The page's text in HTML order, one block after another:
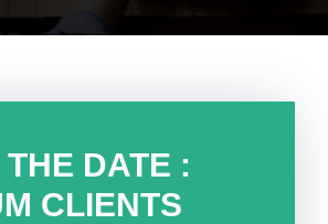
DATE :
CLIENTS